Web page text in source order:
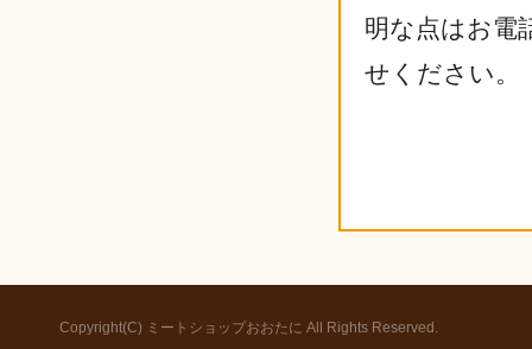
明な点はお電
せください。
Copyright(C) ミートショップおおたに All Rights Reserved.